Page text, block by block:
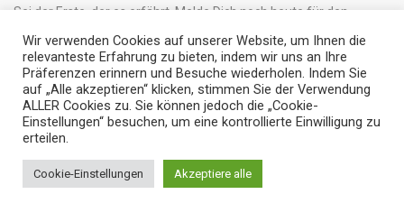
Sei der Erste, der es erfährt. Melde Dich noch heute für den
Mid 2017
Apple iMac
Slim, 5K
Retina, Core i7
2,570
500
vorrätig
Wir verwenden Cookies auf unserer Website, um Ihnen die
relevanteste Erfahrung zu bieten, indem wir uns an Ihre
Präferenzen erinnern und Besuche wiederholen. Indem Sie
auf „Alle akzeptieren“ klicken, stimmen Sie der Verwendung
ALLER Cookies zu. Sie können jedoch die „Cookie-
Einstellungen“ besuchen, um eine kontrollierte Einwilligung zu
erteilen.
Cookie-Einstellungen Akzeptiere alle